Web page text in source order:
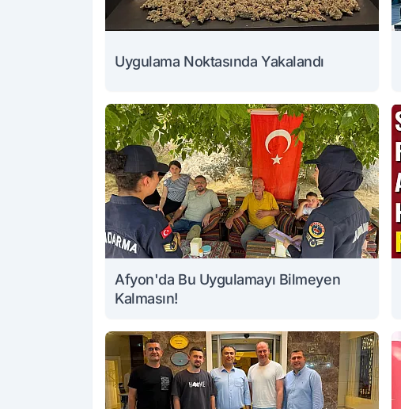
Uygulama Noktasında Yakalandı
Afyon'da Bu Uygulamayı Bilmeyen
Kalmasın!